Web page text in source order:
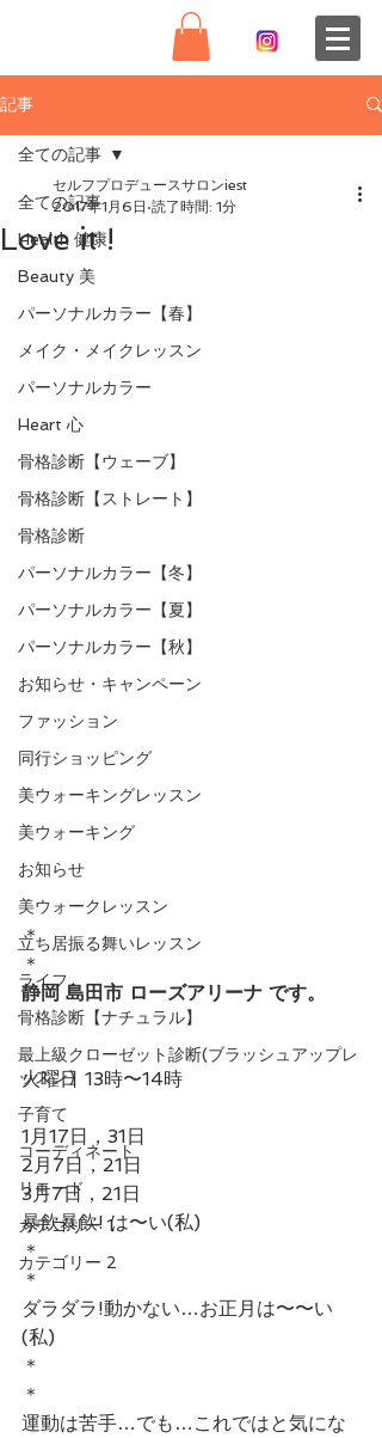
記事
全ての記事
Health 健康
Beauty 美
パーソナルカラー【春】
メイク・メイクレッスン
パーソナルカラー
Heart 心
骨格診断【ウェーブ】
骨格診断【ストレート】
骨格診断
パーソナルカラー【冬】
パーソナルカラー【夏】
パーソナルカラー【秋】
お知らせ・キャンペーン
ファッション
同行ショッピング
美ウォーキングレッスン
美ウォーキング
お知らせ
美ウォークレッスン
立ち居振る舞いレッスン
ライフ
骨格診断【ナチュラル】
最上級クローゼット診断(ブラッシュアップレ
ッスン)
子育て
コーディネート
リモード
カテゴリー 1
カテゴリー 2
全ての記事
Love it !
セルフプロデュースサロンiest
2017年1月6日 読了時間: 1分
＊
＊
静岡 島田市 ローズアリーナ です。
火曜日 13時〜14時
1月17日，31日
2月7日，21日
3月7日，21日
暴飲暴飲! は〜い(私)
＊
＊
ダラダラ!動かない…お正月は〜〜い
(私)
＊
＊
運動は苦手…でも…これではと気にな